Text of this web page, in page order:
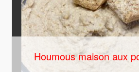
Houmous maison aux